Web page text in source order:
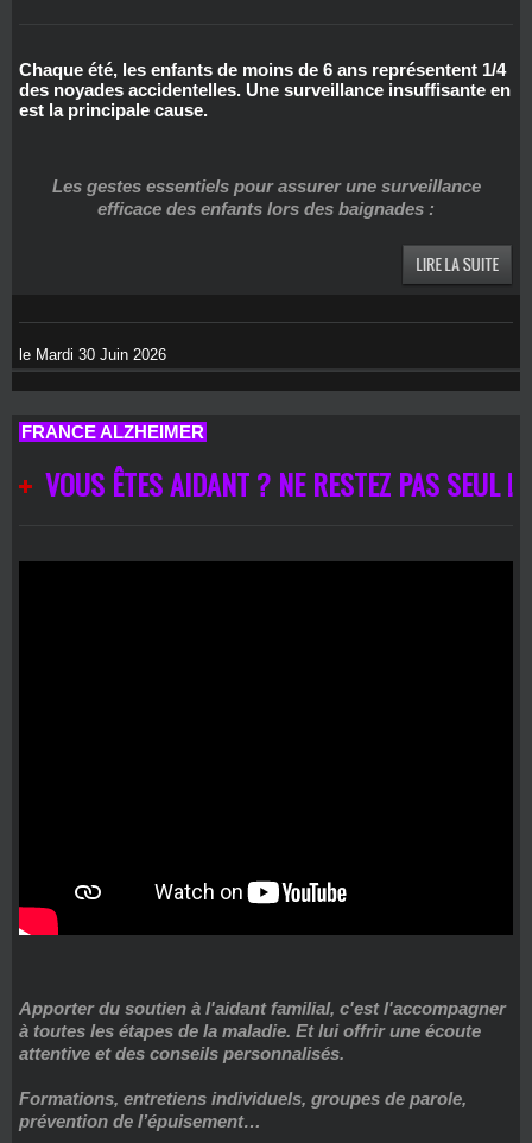
Chaque été, les enfants de moins de 6 ans représentent 1/4
des noyades accidentelles. Une surveillance insuffisante en
est la principale cause.
Les gestes essentiels pour assurer une surveillance
efficace des enfants lors des baignades :
le Mardi 30 Juin 2026
FRANCE ALZHEIMER
VOUS ÊTES AIDANT ? NE RESTEZ PAS SEUL !
Apporter du soutien à l'aidant familial, c'est l'accompagner
à toutes les étapes de la maladie. Et lui offrir une écoute
attentive et des conseils personnalisés.
Formations, entretiens individuels, groupes de parole,
prévention de l’épuisement…